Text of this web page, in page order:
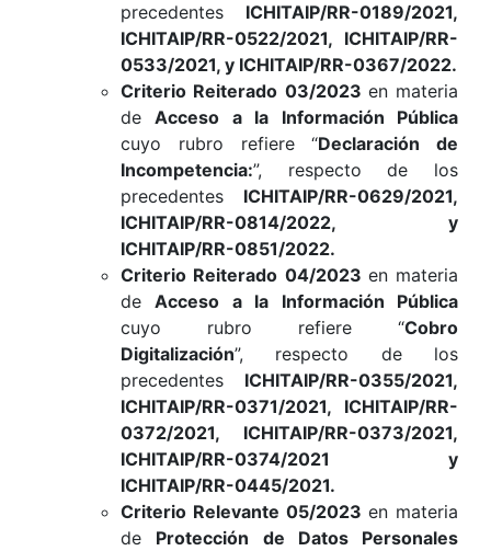
precedentes ICHITAIP/RR-0189/2021,
ICHITAIP/RR-0522/2021, ICHITAIP/RR-
0533/2021, y ICHITAIP/RR-0367/2022.
Criterio Reiterado 03/2023 en materia
deAcceso a la Información Pública
cuyo rubro refiere “Declaración de
Incompetencia:”, respecto de los
precedentes ICHITAIP/RR-0629/2021,
ICHITAIP/RR-0814/2022, y
ICHITAIP/RR-0851/2022.
Criterio Reiterado 04/2023 en materia
deAcceso a la Información Pública
cuyo rubro refiere “Cobro
Digitalización”, respecto de los
precedentes ICHITAIP/RR-0355/2021,
ICHITAIP/RR-0371/2021, ICHITAIP/RR-
0372/2021, ICHITAIP/RR-0373/2021,
ICHITAIP/RR-0374/2021 y
ICHITAIP/RR-0445/2021.
Criterio Relevante 05/2023 en materia
de Protección de Datos Personales